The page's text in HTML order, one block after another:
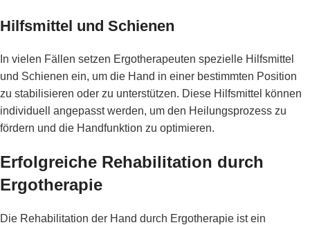
Hilfsmittel und Schienen
In vielen Fällen setzen Ergotherapeuten spezielle Hilfsmittel
und Schienen ein, um die Hand in einer bestimmten Position
zu stabilisieren oder zu unterstützen. Diese Hilfsmittel können
individuell angepasst werden, um den Heilungsprozess zu
fördern und die Handfunktion zu optimieren.
Erfolgreiche Rehabilitation durch
Ergotherapie
Die Rehabilitation der Hand durch Ergotherapie ist ein